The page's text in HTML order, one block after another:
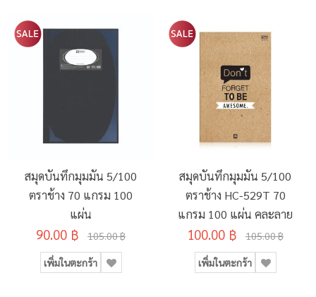
สมุดบันทึกมุมมัน 5/100
ตราช้าง 70 แกรม 100
แผ่น
90.00 ฿ 105.00 ฿
เพิ่มในตะกร้า
สมุดบันทึกมุมมัน 5/100
ตราช้าง HC-529T 70
แกรม 100 แผ่น คละลาย
100.00 ฿ 105.00 ฿
เพิ่มในตะกร้า